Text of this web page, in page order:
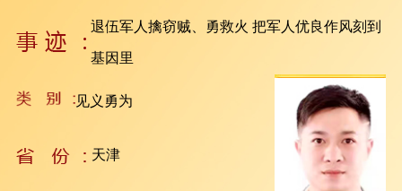
退伍军人擒窃贼、勇救火 把军人优良作风刻到
基因里
见义勇为
天津